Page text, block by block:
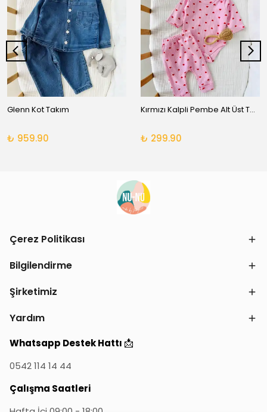
Glenn Kot Takım
₺ 959.90
Kırmızı Kalpli Pembe Alt Üst Takım
₺ 299.90
Çerez Politikası
Bilgilendirme
Şirketimiz
Yardım
Whatsapp Destek Hattı 📩
0542 114 14 44
Çalışma Saatleri